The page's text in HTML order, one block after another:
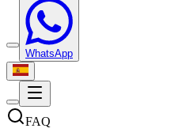
WhatsApp
FAQ